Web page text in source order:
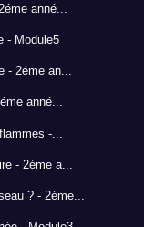
anné...
- Module5
- 2éme an...
anné...
-...
- 2éme a...
? - 2éme...